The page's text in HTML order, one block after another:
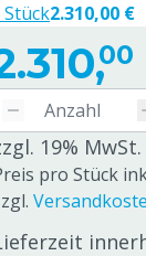
00
19% MwSt.
pro Stück
Stück2.310,00 €